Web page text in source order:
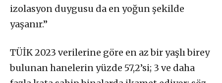
izolasyon duygusu da en yoğun şekilde
yaşanır.”
TÜİK 2023 verilerine göre en az bir yaşlı birey
bulunan hanelerin yüzde 57,2’si; 3 ve daha